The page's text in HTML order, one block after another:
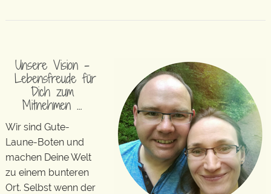
Unsere Vision –
Lebensfreude für
Dich zum
Mitnehmen …
Wir sind Gute-
Laune-Boten und
machen Deine Welt
zu einem bunteren
Ort. Selbst wenn der